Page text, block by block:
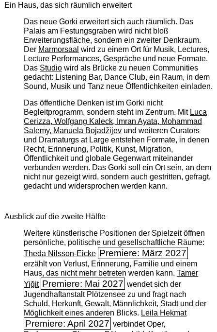
Ein Haus, das sich räumlich erweitert
Das neue Gorki erweitert sich auch räumlich. Das
Palais am Festungsgraben wird nicht bloß
Erweiterungsfläche, sondern ein zweiter Denkraum.
Der Marmorsaal wird zu einem Ort für Musik, Lectures,
Lecture Performances, Gespräche und neue Formate.
Das Studiowird als Brücke zu neuen Communities
gedacht: Listening Bar, Dance Club, ein Raum, in dem
Sound, Musik und Tanz neue Öffentlichkeiten einladen.
Das öffentliche Denken ist im Gorki nicht
Begleitprogramm, sondern steht im Zentrum. Mit Luca
Cerizza, Wolfgang Kaleck, Imran Ayata, Mohammad
Salemy, Manuela Bojadžijevund weiteren Curators
und Dramaturgs at Large entstehen Formate, in denen
Recht, Erinnerung, Politik, Kunst, Migration,
Öffentlichkeit und globale Gegenwart miteinander
verbunden werden. Das Gorki soll ein Ort sein, an dem
nicht nur gezeigt wird, sondern auch gestritten, gefragt,
gedacht und widersprochen werden kann.
Ausblick auf die zweite Hälfte
Weitere künstlerische Positionen der Spielzeit öffnen
persönliche, politische und gesellschaftliche Räume:
Theda Nilsson-Eicke Premiere: März 2027
erzählt von Verlust, Erinnerung, Familie und einem
Haus, das nicht mehr betreten werden kann. Tamer
Yiğit Premiere: Mai 2027 wendet sich der
Jugendhaftanstalt Plötzensee zu und fragt nach
Schuld, Herkunft, Gewalt, Männlichkeit, Stadt und der
Möglichkeit eines anderen Blicks. Leila Hekmat
Premiere: April 2027 verbindet Oper,